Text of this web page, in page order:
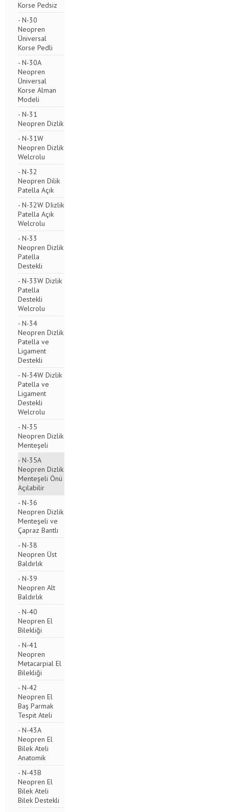
Korse Pedsiz
- N-30
Neopren
Üniversal
Korse Pedli
- N-30A
Neopren
Üniversal
Korse Alman
Modeli
- N-31
Neopren Dizlik
- N-31W
Neopren Dizlik
Welcrolu
- N-32
Neopren Dilik
Patella Açık
- N-32W DIizlik
Patella Açık
Welcrolu
- N-33
Neopren Dizlik
Patella
Destekli
- N-33W Dizlik
Patella
Destekli
Welcrolu
- N-34
Neopren Dizlik
Patella ve
Ligament
Destekli
- N-34W Dizlik
Patella ve
Ligament
Destekli
Welcrolu
- N-35
Neopren Dizlik
Menteşeli
- N-35A
Neopren Dizlik
Menteşeli Önü
Açılabilir
- N-36
Neopren Dizlik
Menteşeli ve
Çapraz Bantlı
- N-38
Neopren Üst
Baldırlık
- N-39
Neopren Alt
Baldırlık
- N-40
Neopren El
Bilekliği
- N-41
Neopren
Metacarpial El
Bilekliği
- N-42
Neopren El
Baş Parmak
Tespit Ateli
- N-43A
Neopren El
Bilek Ateli
Anatomik
- N-43B
Neopren El
Bilek Ateli
Bilek Destekli